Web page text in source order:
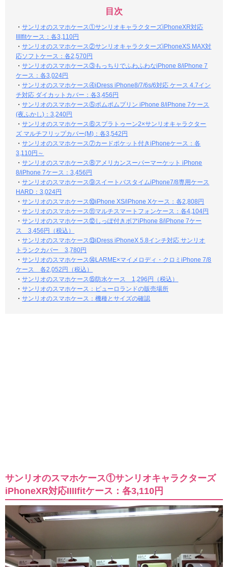
目次
・サンリオのスマホケース①サンリオキャラクターズiPhoneXR対応
IIIIfitケース：各3,110円
・サンリオのスマホケース②サンリオキャラクターズiPhoneXS MAX対
応ソフトケース：各2,570円
・サンリオのスマホケース③もっちりでふわふわなiPhone 8/iPhone 7
ケース：各3,024円
・サンリオのスマホケース④iDress iPhone8/7/6s/6対応 ケース 4.7イン
チ対応 ダイカットカバー：各3,456円
・サンリオのスマホケース⑤ポムポムプリン iPhone 8/iPhone 7ケース
(夜ふかし)：3,240円
・サンリオのスマホケース⑥スプラトゥーン2×サンリオキャラクター
ズ マルチフリップカバー(M)：各3,542円
・サンリオのスマホケース⑦カードポケット付きiPhoneケース：各
3,110円～
・サンリオのスマホケース⑧アメリカンスーパーマーケット iPhone
8/iPhone 7ケース：3,456円
・サンリオのスマホケース⑨スイートバスタイムiPhone7/8専用ケース
HARD：3,024円
・サンリオのスマホケース⑩iPhone XS/iPhone Xケース：各2,808円
・サンリオのスマホケース⑪マルチスマートフォンケース：各4,104円
・サンリオのスマホケース⑫しっぽ付きボアiPhone 8/iPhone 7ケー
ス 3,456円（税込）
・サンリオのスマホケース⑬iDress iPhoneX 5.8インチ対応 サンリオ
トランクカバー 3,780円
・サンリオのスマホケース⑭LARME×マイメロディ・クロミiPhone 7/8
ケース 各2,052円（税込）
・サンリオのスマホケース⑮防水ケース 1,296円（税込）
・サンリオのスマホケース：ピューロランドの販売場所
・サンリオのスマホケース：機種とサイズの確認
サンリオのスマホケース①サンリオキャラクターズ
iPhoneXR対応IIIIfitケース：各3,110円